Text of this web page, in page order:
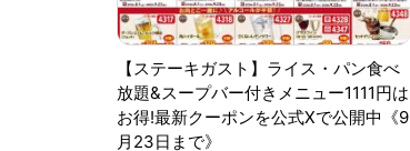
【ステーキガスト】ライス・パン食べ
放題&スープバー付きメニュー1111円は
お得!最新クーポンを公式Xで公開中《9
月23日まで》